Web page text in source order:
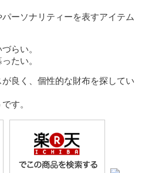
ーソナリティーを表すアイテム
らい。
たい。
良く、個性的な財布を探してい
す。